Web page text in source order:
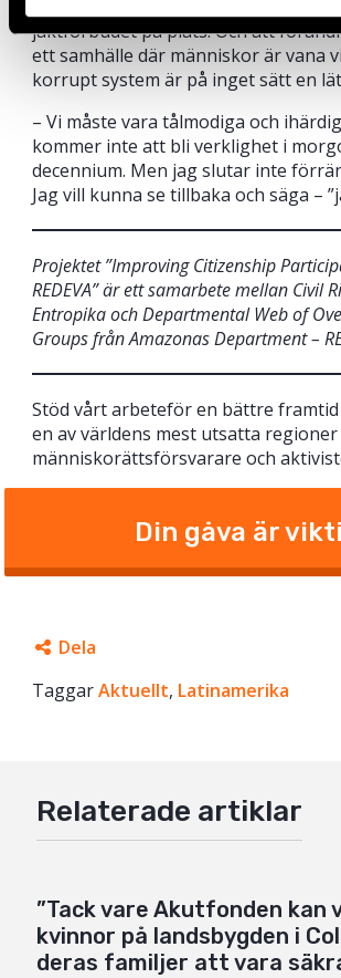
jaktförbudet på plats. Och att
ett samhälle där människor är vana
korrupt system är på inget sätt en
– Vi måste vara tålmodiga och
kommer inte att bli verklighet i
decennium. Men jag slutar inte
Jag vill kunna se tillbaka och säga –
Projektet ”Improving Citizenship
REDEVA” är ett samarbete mellan Civil
Entropika och Departmental Web of
Groups från Amazonas Department –
Stöd vårt arbeteför en bättre framtid
en av världens mest utsatta
människorättsförsvarare och
Din gåva är
Dela
Facebook
Mail
TaggarAktuellt, Latinamerika
Relaterade artiklar
”Tack vare Akutfonden kan
kvinnor på landsbygden i
deras familjer att vara